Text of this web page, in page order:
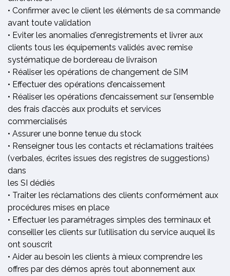
• Confirmer avec le client les éléments de sa commande
avant toute validation
• Eviter les anomalies d'enregistrements et livrer aux
clients tous les équipements validés avec remise
systématique de bordereau de livraison
• Réaliser les opérations de changement de SIM
• Effectuer des opérations d’encaissement
• Réaliser les opérations d’encaissement sur l’ensemble
des frais d’accès aux produits et services
commercialisés
• Assurer une bonne tenue du stock
• Renseigner tous les contacts et réclamations traitées
(verbales, écrites issues des registres de suggestions)
dans
les SI dédiés
• Traiter les réclamations des clients conformément aux
procédures mises en place
• Effectuer les paramétrages simples des terminaux et
conseiller les clients sur l’utilisation du service auquel ils
ont souscrit
• Aider au besoin les clients à mieux comprendre les
offres par des démos après tout abonnement aux